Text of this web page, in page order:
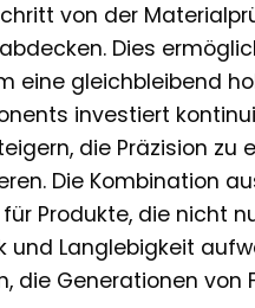
von der
Dies
eine gleichbleibend
investiert
die Präzision zu
Die Kombination
Produkte, die nicht
Langlebigkeit
die Generationen von